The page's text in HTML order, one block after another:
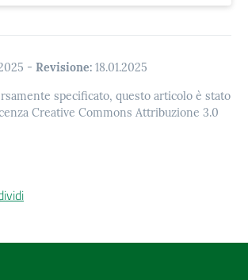
- Revisione: 18.01.2025
specificato, questo articolo è stato
Creative Commons Attribuzione 3.0